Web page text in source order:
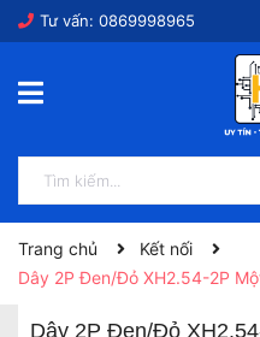
Tư vấn: 0869998965
Trang chủ
Kết nối
Dây 2P Đen/Đỏ XH2.54-2P
Dây 2P Đen/Đỏ